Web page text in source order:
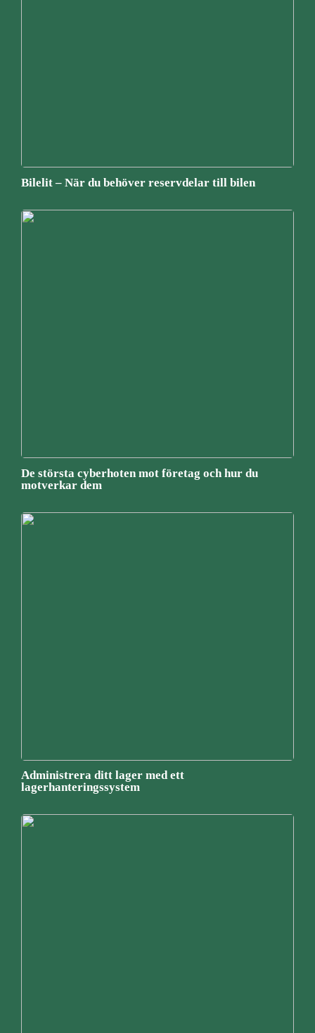
Bilelit – När du behöver reservdelar till bilen
De största cyberhoten mot företag och hur du
motverkar dem
Administrera ditt lager med ett
lagerhanteringssystem